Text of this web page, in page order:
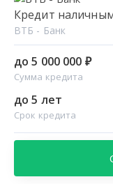
Кредит
ВТБ - Банк
до 5 000 000 ₽
Сумма кредита
до 5 лет
Срок кредита